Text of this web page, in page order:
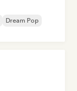
Dream Pop